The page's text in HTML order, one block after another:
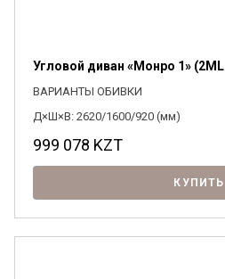
Угловой диван «Монро 1»
ВАРИАНТЫ ОБИВКИ
Д×Ш×В: 2620/1600/920 (мм)
999 078 KZT
КУПИТЬ